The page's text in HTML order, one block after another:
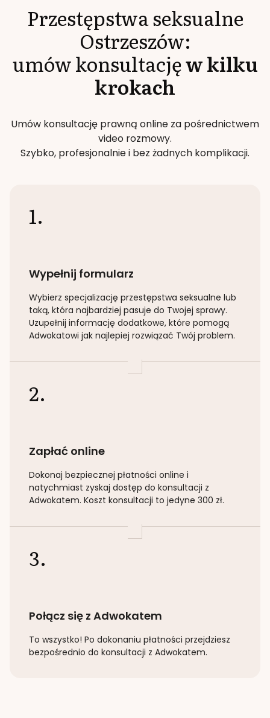
Przestępstwa seksualne
Ostrzeszów:
umów konsultacjęw kilku
krokach
Umów konsultację prawną online za pośrednictwem
video rozmowy.
Szybko, profesjonalnie i bez żadnych komplikacji.
1.
Wypełnij formularz
Wybierz specjalizację przestępstwa seksualne lub
taką, która najbardziej pasuje do Twojej sprawy.
Uzupełnij informację dodatkowe, które pomogą
Adwokatowi jak najlepiej rozwiązać Twój problem.
2.
Zapłać online
Dokonaj bezpiecznej płatności online i
natychmiast zyskaj dostęp do konsultacji z
Adwokatem. Koszt konsultacji to jedyne 300 zł.
3.
Połącz się z Adwokatem
To wszystko! Po dokonaniu płatności przejdziesz
bezpośrednio do konsultacji z Adwokatem.